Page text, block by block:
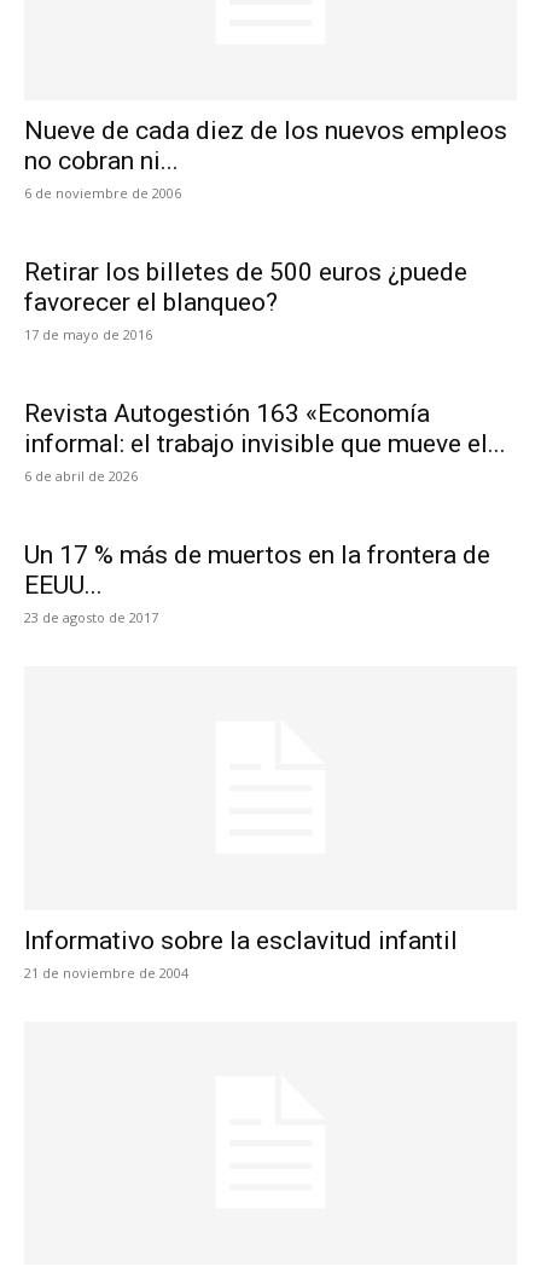
Nueve de cada diez de los nuevos empleos
no cobran ni...
6 de noviembre de 2006
Retirar los billetes de 500 euros ¿puede
favorecer el blanqueo?
17 de mayo de 2016
Revista Autogestión 163 «Economía
informal: el trabajo invisible que mueve el...
6 de abril de 2026
Un 17 % más de muertos en la frontera de
EEUU...
23 de agosto de 2017
Informativo sobre la esclavitud infantil
21 de noviembre de 2004